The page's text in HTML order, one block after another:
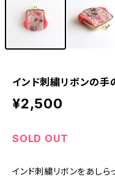
インド刺繍リボンの手
¥2,500
SOLD OUT
インド刺繍リボンをあし